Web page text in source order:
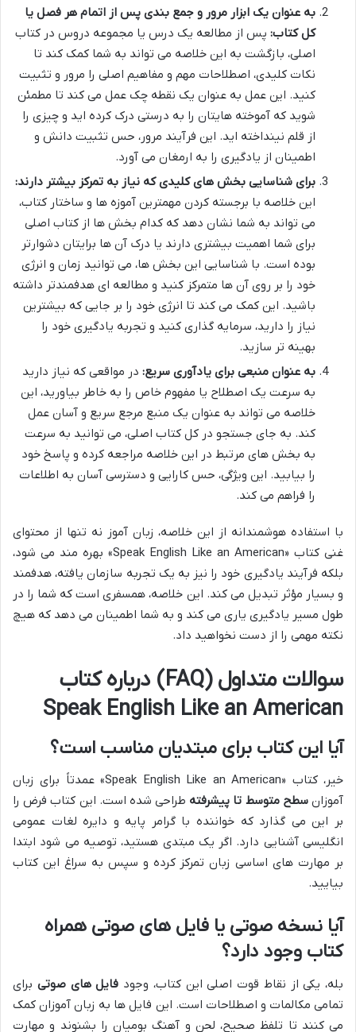
به عنوان یک ابزار مرور و جمع بندی پس از اتمام هر فصل یا
کل کتاب: پس از مطالعه یک درس یا مجموعه دروس در کتاب
اصلی، بازگشت به این خلاصه می تواند به شما کمک کند تا
نکات کلیدی، اصطلاحات مهم و مفاهیم اصلی را مرور و تثبیت
کنید. این عمل به عنوان یک نقطه چک عمل می کند تا مطمئن
شوید که آموخته هایتان را به درستی درک کرده اید و چیزی را
از قلم نینداخته اید. این فرآیند مرور، حس تثبیت دانش و
اطمینان از یادگیری را به ارمغان می آورد.
برای شناسایی بخش های کلیدی که نیاز به تمرکز بیشتر دارند:
این خلاصه با برجسته کردن مهمترین آموزه ها و ساختار کتاب،
می تواند به شما نشان دهد که کدام بخش ها از کتاب اصلی
برای شما اهمیت بیشتری دارند یا درک آن ها برایتان دشوارتر
بوده است. با شناسایی این بخش ها، می توانید زمان و انرژی
خود را بر روی آن ها متمرکز کنید و مطالعه ای هدفمندتر داشته
باشید. این کمک می کند تا انرژی خود را بر جایی که بیشترین
نیاز را دارید، سرمایه گذاری کنید و تجربه یادگیری خود را
بهینه تر سازید.
به عنوان منبعی برای یادآوری سریع: در مواقعی که نیاز دارید
به سرعت یک اصطلاح یا مفهوم خاص را به خاطر بیاورید، این
خلاصه می تواند به عنوان یک منبع مرجع سریع و آسان عمل
کند. به جای جستجو در کل کتاب اصلی، می توانید به سرعت
به بخش های مرتبط در این خلاصه مراجعه کرده و پاسخ خود
را بیابید. این ویژگی، حس کارایی و دسترسی آسان به اطلاعات
را فراهم می کند.
با استفاده هوشمندانه از این خلاصه، زبان آموز نه تنها از محتوای
غنی کتاب «Speak English Like an American» بهره مند می شود،
بلکه فرآیند یادگیری خود را نیز به یک تجربه سازمان یافته، هدفمند
و بسیار مؤثر تبدیل می کند. این خلاصه، همسفری است که شما را در
طول مسیر یادگیری یاری می کند و به شما اطمینان می دهد که هیچ
نکته مهمی را از دست نخواهید داد.
سوالات متداول (FAQ) درباره کتاب
Speak English Like an American
آیا این کتاب برای مبتدیان مناسب است؟
خیر، کتاب «Speak English Like an American» عمدتاً برای زبان
آموزانسطح متوسط تا پیشرفته طراحی شده است. این کتاب فرض را
بر این می گذارد که خواننده با گرامر پایه و دایره لغات عمومی
انگلیسی آشنایی دارد. اگر یک مبتدی هستید، توصیه می شود ابتدا
بر مهارت های اساسی زبان تمرکز کرده و سپس به سراغ این کتاب
بیایید.
آیا نسخه صوتی یا فایل های صوتی همراه
کتاب وجود دارد؟
بله، یکی از نقاط قوت اصلی این کتاب، وجود فایل های صوتی برای
تمامی مکالمات و اصطلاحات است. این فایل ها به زبان آموزان کمک
می کنند تا تلفظ صحیح، لحن و آهنگ بومیان را بشنوند و مهارت